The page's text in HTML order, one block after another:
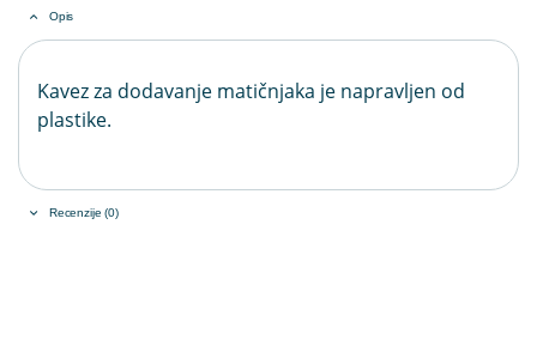
Opis
Kavez za dodavanje matičnjaka je napravljen od
plastike.
Recenzije (0)